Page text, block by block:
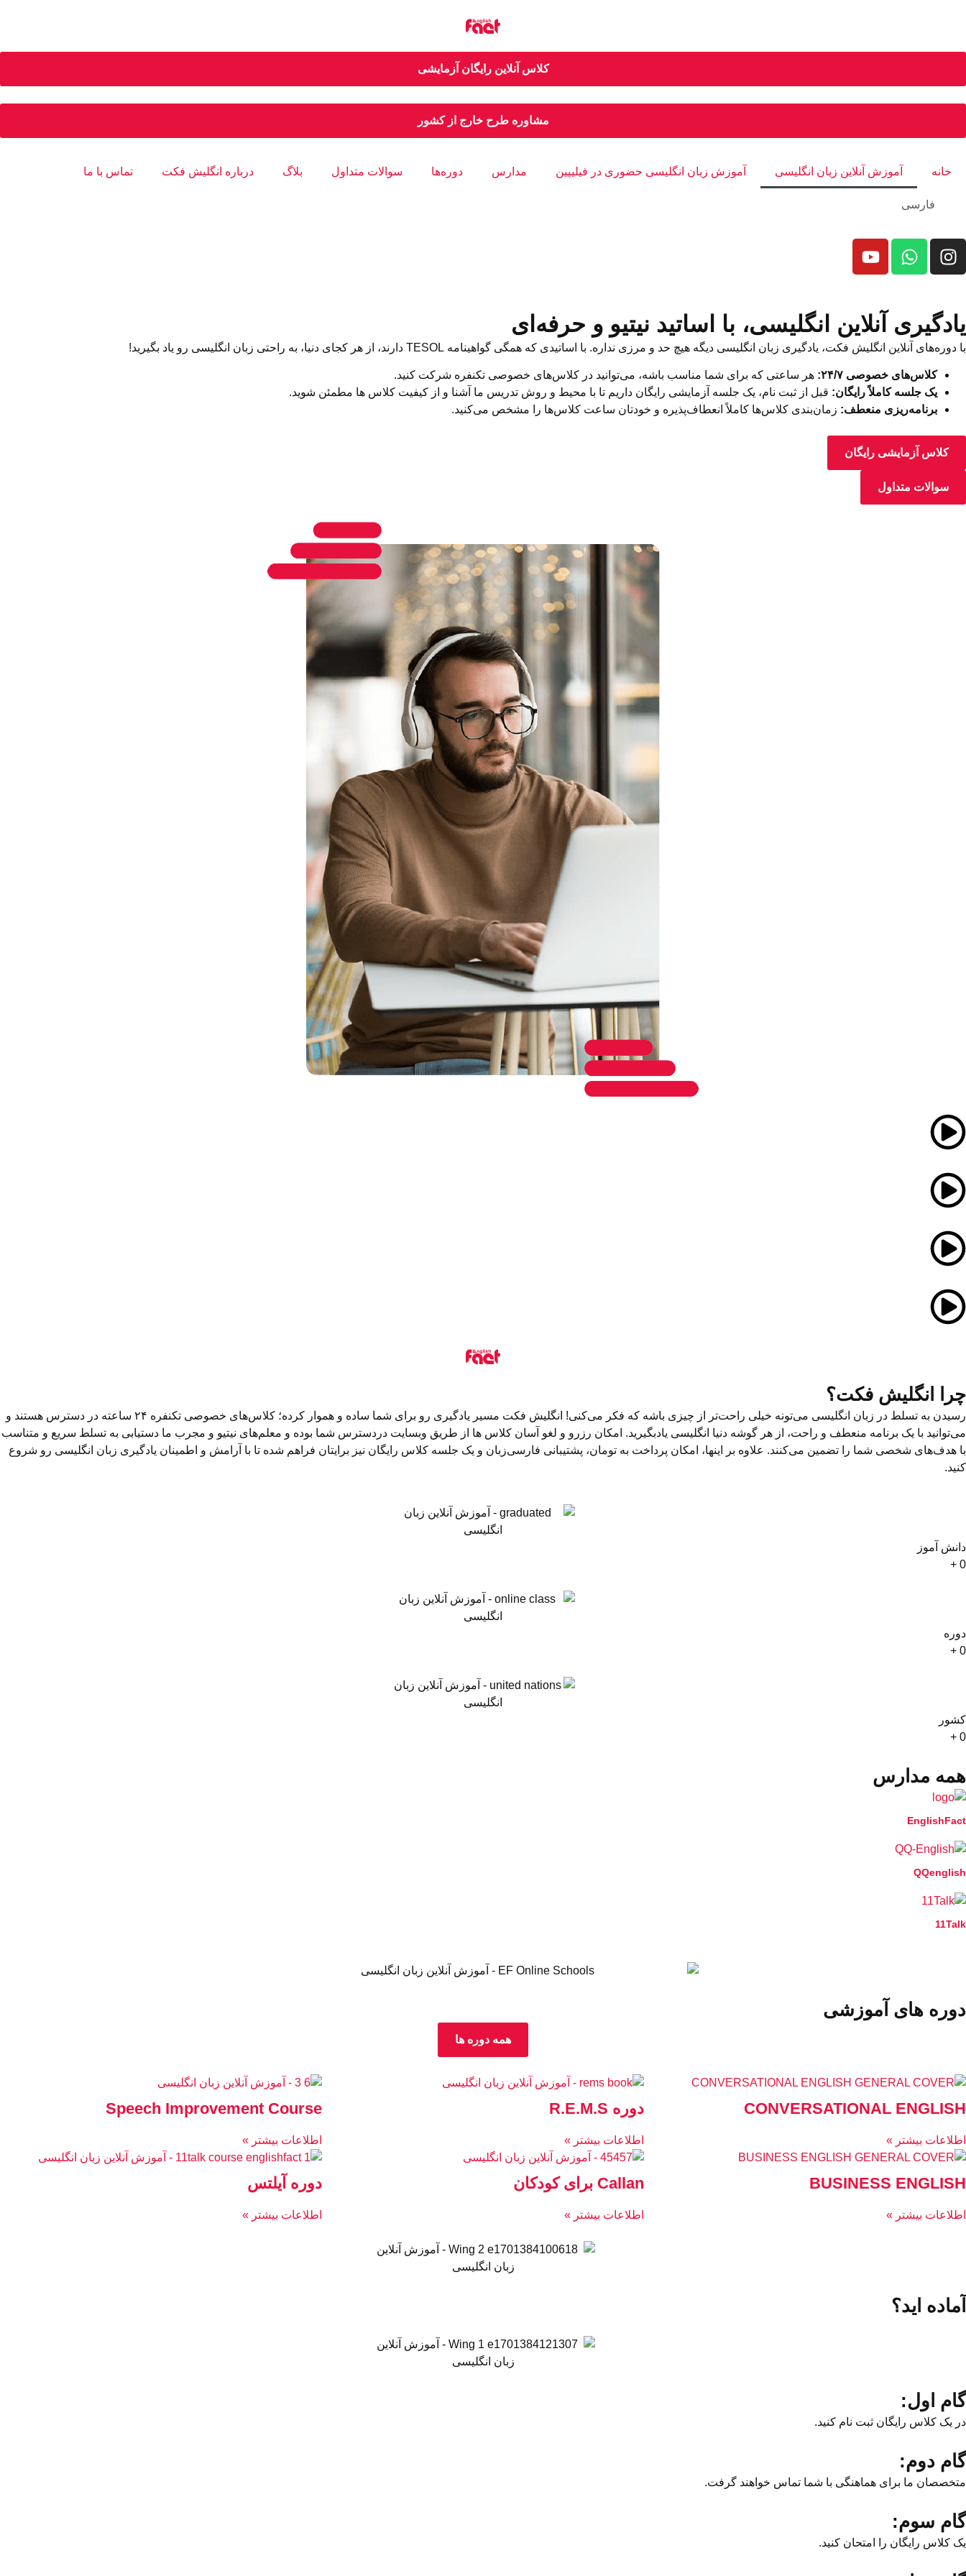
کلاس آنلاین رایگان آزمایشی
مشاوره طرح خارج از کشور
خانه آموزش آنلاین زبان انگلیسی آموزش زبان انگلیسی حضوری در فیلیپین مدارس دوره‌ها سوالات متداول بلاگ درباره انگلیش فکت تماس با ما
فارسی
یادگیری آنلاین انگلیسی، با اساتید نیتیو و حرفه‌ای
با دوره‌های آنلاین انگلیش فکت، یادگیری زبان انگلیسی دیگه هیچ حد و مرزی نداره. با اساتیدی که همگی گواهینامه TESOL دارند، از هر کجای دنیا، به راحتی زبان انگلیسی رو یاد بگیرید!
کلاس‌های خصوصی ۲۴/۷:
هر ساعتی که برای شما مناسب باشه، می‌توانید در کلاس‌های خصوصی تکنفره شرکت کنید.
یک جلسه کاملاً رایگان: قبل از ثبت نام، یک جلسه آزمایشی رایگان داریم تا با محیط و روش تدریس ما آشنا و از کیفیت کلاس ها مطمئن شوید.
برنامه‌ریزی منعطف: زمان‌بندی کلاس‌ها کاملاً انعطاف‌پذیره و خودتان ساعت‌ کلاس‌ها را مشخص می‌کنید.
کلاس آزمایشی رایگان
سوالات متداول
چرا انگلیش فکت؟
رسیدن به تسلط در زبان انگلیسی می‌تونه خیلی راحت‌تر از چیزی باشه که فکر می‌کنی! انگلیش فکت مسیر یادگیری رو برای شما ساده و هموار کرده؛ کلاس‌های خصوصی تکنفره ۲۴ ساعته در دسترس هستند و
می‌توانید با یک برنامه منعطف و راحت، از هر گوشه دنیا انگلیسی یادبگیرید. امکان رزرو و لغو آسان کلاس ها از طریق وبسایت دردسترس شما بوده و معلم‌های نیتیو و مجرب ما دستیابی به تسلط سریع و متناسب
با هدف‌های شخصی شما را تضمین می‌کنند. علاوه بر اینها، امکان پرداخت به تومان، پشتیبانی فارسی‌زبان و یک جلسه کلاس رایگان نیز برایتان فراهم شده تا با آرامش و اطمینان یادگیری زبان انگلیسی رو شروع
کنید.
دانش آموز
0
+
دوره
0
+
کشور
0
+
همه مدارس
EnglishFact
QQenglish
11Talk
دوره های آموزشی
همه دوره ها
CONVERSATIONAL ENGLISH
اطلاعات بیشتر »
دوره R.E.M.S
اطلاعات بیشتر »
Speech Improvement Course
اطلاعات بیشتر »
BUSINESS ENGLISH
اطلاعات بیشتر »
Callan برای کودکان
اطلاعات بیشتر »
دوره آیلتس
اطلاعات بیشتر »
آماده اید؟
گام اول:
در یک کلاس رایگان ثبت نام کنید.
گام دوم:
متخصصان ما برای هماهنگی با شما تماس خواهند گرفت.
گام سوم:
یک کلاس رایگان را امتحان کنید.